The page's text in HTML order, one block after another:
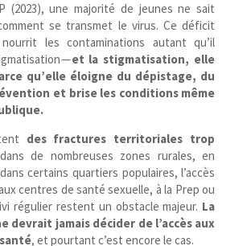
(2023), une majorité de jeunes ne sait
se transmet le virus. Ce déficit
nourrit les contaminations autant qu’il
—et la stigmatisation, elle
qu’elle éloigne du dépistage, du
et brise les conditions même
des fractures territoriales trop
de nombreuses zones rurales, en
certains quartiers populaires, l’accès
centres de santé sexuelle, à la Prep ou
régulier restent un obstacle majeur. La
devrait jamais décider de l’accès aux
, et pourtant c’est encore le cas.